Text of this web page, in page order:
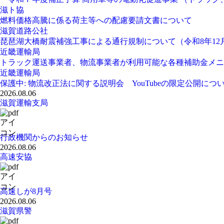
滋ト協
燃料価格高騰に係る荷主等への配慮要請文書について
滋賀道路公社
琵琶湖大橋耐震補強工事による通行規制について（令和8年12
近畿運輸局
トラック運送事業者、物流事業者が利用可能な各種補助金メ
近畿運輸局
保護中: 物流改正法に関する説明会 YouTubeの限定公開につ
2026.08.06
滋賀運輸支局
行政機関からのお知らせ
2026.08.06
高速安協
高速しが8月号
2026.08.06
滋賀県警